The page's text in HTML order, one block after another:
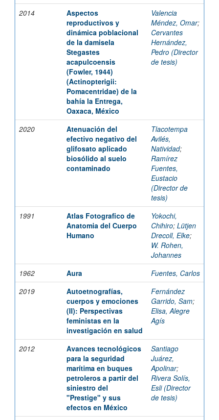
2014
Aspectos
reproductivos y
dinámica poblacional
de la damisela
Stegastes
acapulcoensis
(Fowler, 1944)
(Actinopterigii:
Pomacentridae) de la
bahía la Entrega,
Oaxaca, México
Valencia
Méndez, Omar;
Cervantes
Hernández,
Pedro (Director
de tesis)
2020
Atenuación del
efectivo negativo del
glifosato aplicado
biosólido al suelo
contaminado
Tlacotempa
Avilés,
Natividad;
Ramírez
Fuentes,
Eustacio
(Director de
tesis)
1991
Atlas Fotografico de
Anatomia del Cuerpo
Humano
Yokochi,
Chihiro; Lütjen
Drecoll, Elke;
W. Rohen,
Johannes
1962
Aura
Fuentes, Carlos
2019
Autoetnografías,
cuerpos y emociones
(II): Perspectivas
feministas en la
investigación en salud
Fernández
Garrido, Sam;
Elisa, Alegre
Agís
2012
Avances tecnológicos
para la seguridad
marítima en buques
petroleros a partir del
siniestro del
"Prestige" y sus
efectos en México
Santiago
Juárez,
Apolinar;
Rivera Solís,
Esli (Director
de tesis)